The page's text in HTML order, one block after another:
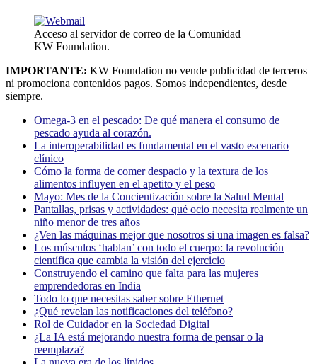
Acceso al servidor de correo de la Comunidad
KW Foundation.
IMPORTANTE: KW Foundation no vende publicidad de terceros
ni promociona contenidos pagos. Somos independientes, desde
siempre.
Omega-3 en el pescado: De qué manera el consumo de
pescado ayuda al corazón.
La interoperabilidad es fundamental en el vasto escenario
clínico
Cómo la forma de comer despacio y la textura de los
alimentos influyen en el apetito y el peso
Mayo: Mes de la Concientización sobre la Salud Mental
Pantallas, prisas y actividades: qué ocio necesita realmente un
niño menor de tres años
¿Ven las máquinas mejor que nosotros si una imagen es falsa?
Los músculos ‘hablan’ con todo el cuerpo: la revolución
científica que cambia la visión del ejercicio
Construyendo el camino que falta para las mujeres
emprendedoras en India
Todo lo que necesitas saber sobre Ethernet
¿Qué revelan las notificaciones del teléfono?
Rol de Cuidador en la Sociedad Digital
¿La IA está mejorando nuestra forma de pensar o la
reemplaza?